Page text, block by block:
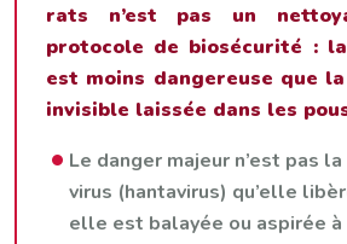
rats n’est pas un
protocole de biosécurité :
est moins dangereuse que
invisible laissée dans les
Le danger majeur n’est pas
virus (hantavirus) qu’elle
elle est balayée ou aspirée à